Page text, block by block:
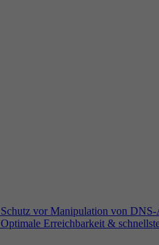
Schutz vor Manipulation von
Optimale Erreichbarkeit &